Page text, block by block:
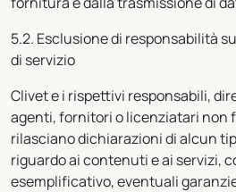
5.2. Esclusione di responsabilità
di servizio
Clivet e i rispettivi responsabili,
agenti, fornitori o licenziatari non
rilasciano dichiarazioni di alcun
riguardo ai contenuti e ai servizi,
esemplificativo, eventuali